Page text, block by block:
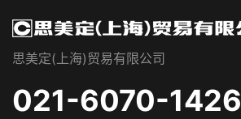
思美定(上海)贸易有限公司
021-6070-1426